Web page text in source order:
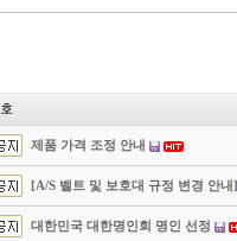
제품 가격 조정 안내
[A/S 벨트 및 보호대 규정 변경 안내]
대한민국 대한명인회 명인 선정